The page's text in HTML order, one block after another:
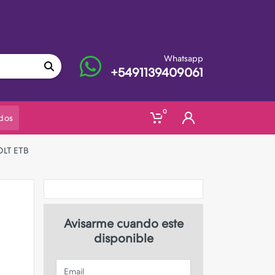
Whatsapp
+5491139409061
0
ETB
Avisarme cuando este
disponible
Email